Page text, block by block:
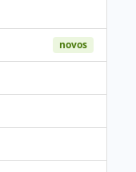
novos